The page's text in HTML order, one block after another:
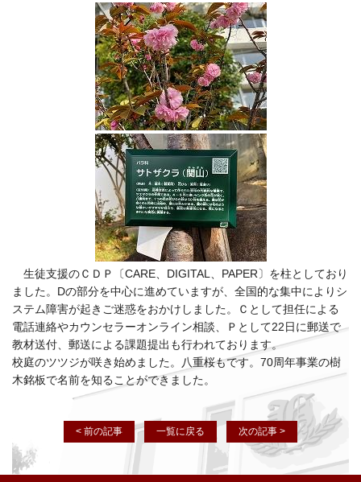
生徒支援のＣＤＰ〔CARE、DIGITAL、PAPER〕を柱としており
ました。Dの部分を中心に進めていますが、全国的な集中によりシ
ステム障害が起きご迷惑をおかけしました。Ｃとして担任による
電話連絡やカウンセラーオンライン相談、Ｐとして22日に郵送で
教材送付、郵送による課題提出も行われております。
校庭のツツジが咲き始めました。八重桜もです。70周年事業の樹
木銘板で名前を知ることができました。
< 前の記事 一覧に戻る 次の記事 >